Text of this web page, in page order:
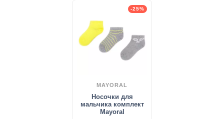
-25%
MAYORAL
Носочки для
мальчика комплект
Mayoral